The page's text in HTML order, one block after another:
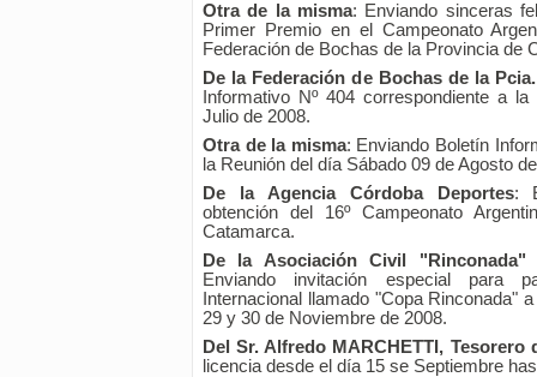
Otra de la misma: Enviando sinceras
Primer Premio en el Campeonato
Federación de Bochas de la Provincia de
De la Federación de Bochas de la
Informativo Nº 404 correspondiente a
Julio de 2008.
Otra de la misma: Enviando Boletín
la Reunión del día Sábado 09 de Agosto
De la Agencia Córdoba Deportes:
obtención del 16º Campeonato
Catamarca.
De la Asociación Civil
Enviando invitación especial para
Internacional llamado "Copa Rinconada"
29 y 30 de Noviembre de 2008.
Del Sr. Alfredo MARCHETTI, Tesorero
licencia desde el día 15 se Septiembre